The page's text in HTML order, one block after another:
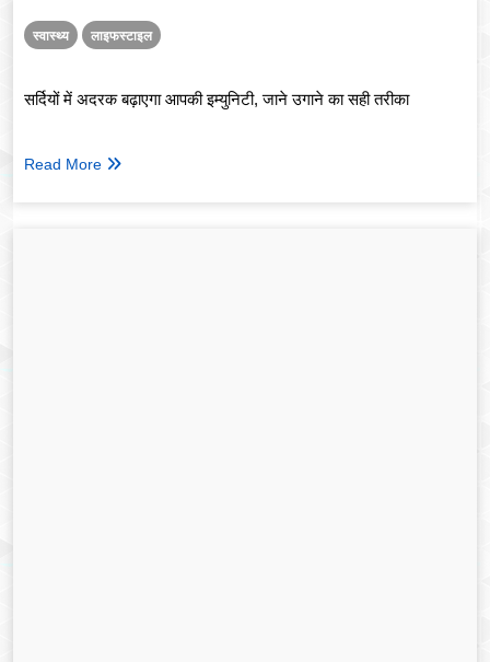
स्वास्थ्य लाइफस्टाइल
सर्दियों में अदरक बढ़ाएगा आपकी इम्युनिटी, जाने उगाने का सही तरीका
Read More